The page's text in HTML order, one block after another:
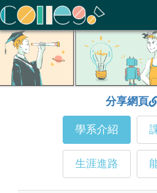
ColleGo! 大學選才與高中育才輔助系統
分享網頁
學系介紹
生涯進路